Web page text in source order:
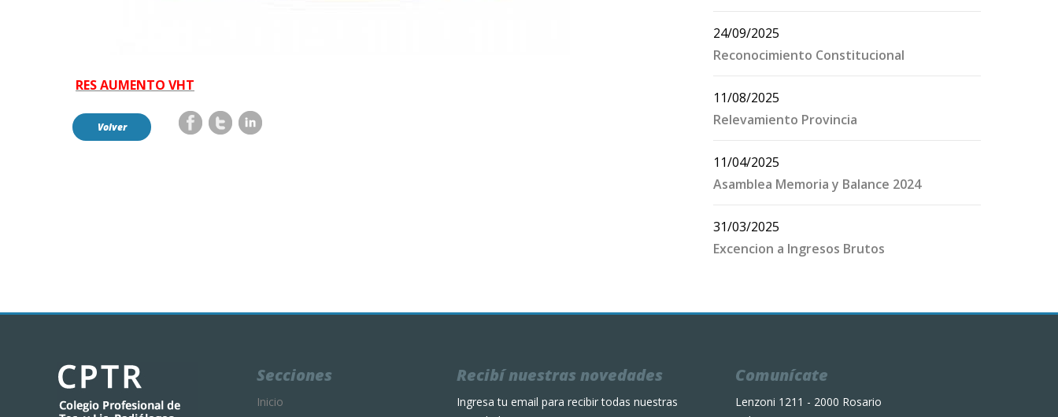
RES AUMENTO VHT
Volver
24/09/2025
Reconocimiento Constitucional
11/08/2025
Relevamiento Provincia
11/04/2025
Asamblea Memoria y Balance 2024
31/03/2025
Excencion a Ingresos Brutos
Secciones
Inicio
Recibí nuestras novedades
Ingresa tu email para recibir todas nuestras
Comunícate
Lenzoni 1211 - 2000 Rosario